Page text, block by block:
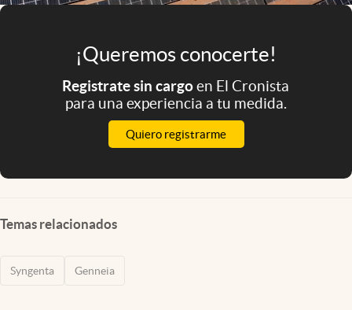
¡Queremos conocerte!
Registrate sin cargoen El Cronista
para una experiencia a tu medida.
Quiero registrarme
Temas relacionados
Syngenta Genneia